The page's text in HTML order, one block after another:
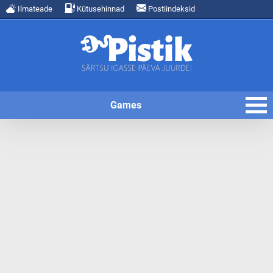
Ilmateade Kütusehinnad Postiindeksid
Games